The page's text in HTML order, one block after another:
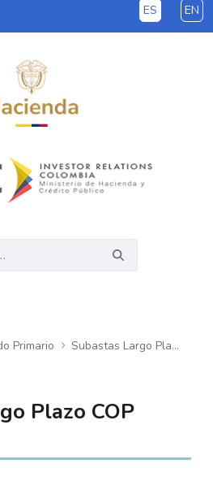
ES EN
Primario
Subastas Largo Plazo - COP
Plazo COP